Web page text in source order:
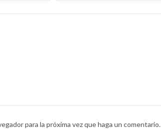
para la próxima vez que haga un comentario.